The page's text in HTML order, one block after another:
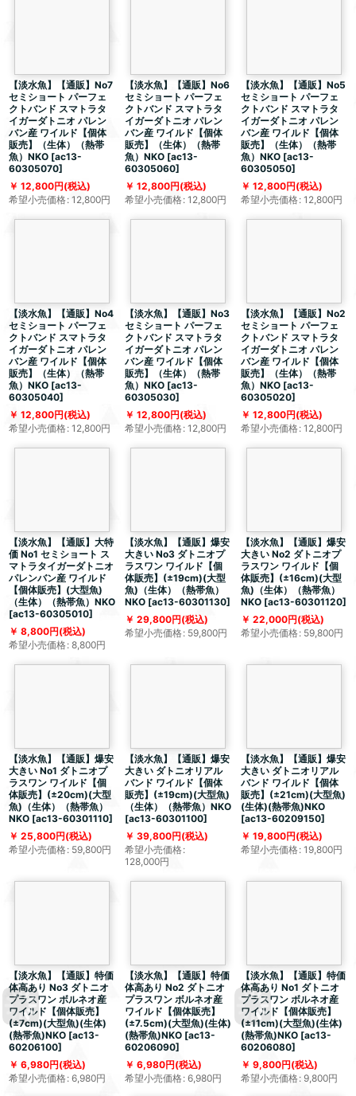
【淡水魚】【通販】No7
セミショート パーフェ
クトバンド スマトラタ
イガーダトニオ パレン
バン産 ワイルド【個体
販売】（生体）（熱帯
魚）NKO [ac13-
60305070]
12,800円(税込)
希望小売価格: 12,800円
【淡水魚】【通販】No6
セミショート パーフェ
クトバンド スマトラタ
イガーダトニオ パレン
バン産 ワイルド【個体
販売】（生体）（熱帯
魚）NKO [ac13-
60305060]
12,800円(税込)
希望小売価格: 12,800円
【淡水魚】【通販】No5
セミショート パーフェ
クトバンド スマトラタ
イガーダトニオ パレン
バン産 ワイルド【個体
販売】（生体）（熱帯
魚）NKO [ac13-
60305050]
12,800円(税込)
希望小売価格: 12,800円
【淡水魚】【通販】No4
セミショート パーフェ
クトバンド スマトラタ
イガーダトニオ パレン
バン産 ワイルド【個体
販売】（生体）（熱帯
魚）NKO [ac13-
60305040]
12,800円(税込)
希望小売価格: 12,800円
【淡水魚】【通販】No3
セミショート パーフェ
クトバンド スマトラタ
イガーダトニオ パレン
バン産 ワイルド【個体
販売】（生体）（熱帯
魚）NKO [ac13-
60305030]
12,800円(税込)
希望小売価格: 12,800円
【淡水魚】【通販】No2
セミショート パーフェ
クトバンド スマトラタ
イガーダトニオ パレン
バン産 ワイルド【個体
販売】（生体）（熱帯
魚）NKO [ac13-
60305020]
12,800円(税込)
希望小売価格: 12,800円
【淡水魚】【通販】大特
価 No1 セミショート ス
マトラタイガーダトニオ
パレンバン産 ワイルド
【個体販売】(大型魚)
（生体）（熱帯魚）NKO
[ac13-60305010]
8,800円(税込)
希望小売価格: 8,800円
【淡水魚】【通販】爆安
大きい No3 ダトニオプ
ラスワン ワイルド【個
体販売】(±19cm)(大型
魚)（生体）（熱帯魚）
NKO [ac13-60301130]
29,800円(税込)
希望小売価格: 59,800円
【淡水魚】【通販】爆安
大きい No2 ダトニオプ
ラスワン ワイルド【個
体販売】(±16cm)(大型
魚)（生体）（熱帯魚）
NKO [ac13-60301120]
22,000円(税込)
希望小売価格: 59,800円
【淡水魚】【通販】爆安
大きい No1 ダトニオプ
ラスワン ワイルド【個
体販売】(±20cm)(大型
魚)（生体）（熱帯魚）
NKO [ac13-60301110]
25,800円(税込)
希望小売価格: 59,800円
【淡水魚】【通販】爆安
大きい ダトニオリアル
バンド ワイルド【個体
販売】(±19cm)(大型魚)
（生体）（熱帯魚）NKO
[ac13-60301100]
39,800円(税込)
希望小売価格:
128,000円
【淡水魚】【通販】爆安
大きい ダトニオリアル
バンド ワイルド【個体
販売】(±21cm)(大型魚)
(生体)(熱帯魚)NKO
[ac13-60209150]
19,800円(税込)
希望小売価格: 19,800円
【淡水魚】【通販】特価
体高あり No3 ダトニオ
プラスワン ボルネオ産
ワイルド【個体販売】
(±7cm)(大型魚)(生体)
(熱帯魚)NKO [ac13-
60206100]
6,980円(税込)
希望小売価格: 6,980円
【淡水魚】【通販】特価
体高あり No2 ダトニオ
プラスワン ボルネオ産
ワイルド【個体販売】
(±7.5cm)(大型魚)(生体)
(熱帯魚)NKO [ac13-
60206090]
6,980円(税込)
希望小売価格: 6,980円
【淡水魚】【通販】特価
体高あり No1 ダトニオ
プラスワン ボルネオ産
ワイルド【個体販売】
(±11cm)(大型魚)(生体)
(熱帯魚)NKO [ac13-
60206080]
9,800円(税込)
希望小売価格: 9,800円